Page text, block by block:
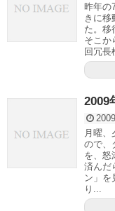
昨年の
きに移
た。移
そこか
回冗長
2009
月曜
ので、
を、怒
済んだ
ン」を
り...